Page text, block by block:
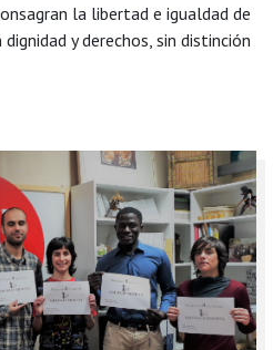
la libertad e igualdad de
y derechos, sin distinción